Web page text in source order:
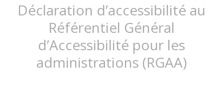
Déclaration d’accessibilité au
Référentiel Général
d’Accessibilité pour les
administrations (RGAA)